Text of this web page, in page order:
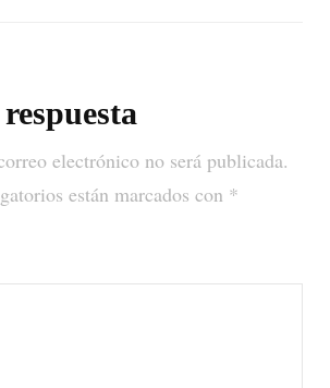
electrónico no será publicada.
están marcados con *